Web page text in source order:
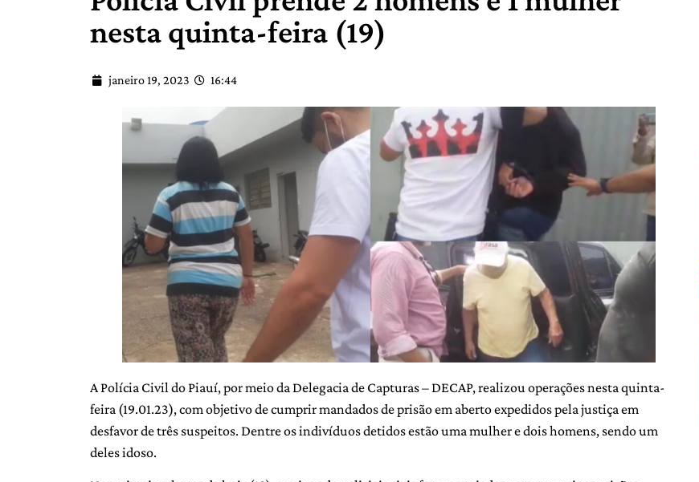
nesta quinta-feira (19)
janeiro 19, 2023 16:44
A Polícia Civil do Piauí, por meio da Delegacia de Capturas – DECAP, realizou operações nesta quinta-
feira (19.01.23), com objetivo de cumprir mandados de prisão em aberto expedidos pela justiça em
desfavor de três suspeitos. Dentre os indivíduos detidos estão uma mulher e dois homens, sendo um
deles idoso.